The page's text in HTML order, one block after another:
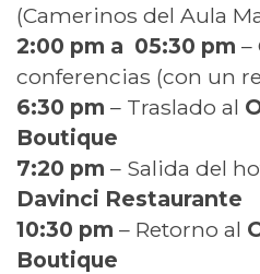
(Camerinos del Aula
2:00 pm a 05:30 pm –
conferencias (con un
6:30 pm – Traslado al
Boutique
7:20 pm – Salida del
Davinci Restaurante
10:30 pm – Retorno al
Boutique